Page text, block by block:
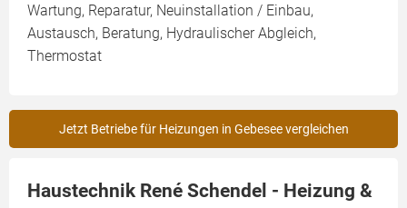
Wartung, Reparatur, Neuinstallation / Einbau,
Austausch, Beratung, Hydraulischer Abgleich,
Thermostat
Jetzt Betriebe für Heizungen in Gebesee vergleichen
Haustechnik René Schendel - Heizung &